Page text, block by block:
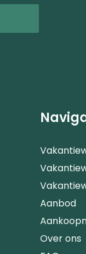
Aanbod
Over ons